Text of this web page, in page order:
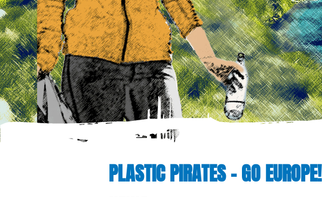
PLASTIC PIRATES – GO EUROPE!